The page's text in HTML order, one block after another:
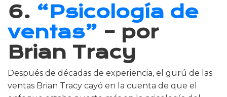
6. “Psicología de
ventas” – por
Brian Tracy
Después de décadas de experiencia, el gurú de las
ventas Brian Tracy cayó en la cuenta de que el